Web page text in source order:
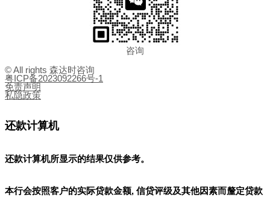
咨询
© All rights 森达时咨询
粤ICP备2023092266号-1
免责声明
私隐政策
还款计算机
还款计算机所显示的结果仅供参考。
本行会按照客户的实际贷款金额, 信贷评级及其他因素而釐定贷款